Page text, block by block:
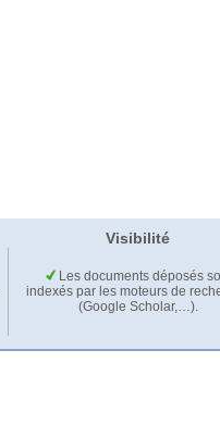
Visibilité
Les documents déposés
indexés par les moteurs de
(Google Scholar,…).